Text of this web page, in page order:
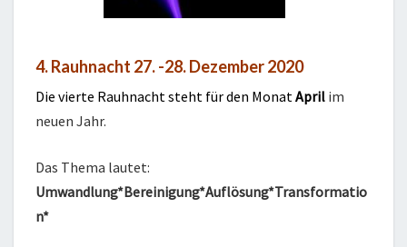
4. Rauhnacht 27. -28. Dezember 2020
Die vierte Rauhnacht steht für den MonatApril im
neuen Jahr.
Das Thema lautet:
Umwandlung*Bereinigung*Auflösung*Transformatio
n*